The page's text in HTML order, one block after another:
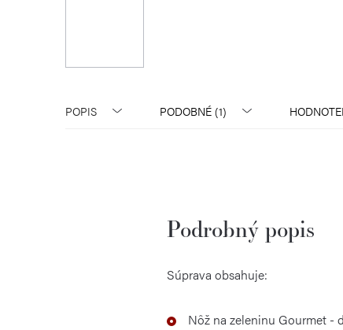
POPIS PODOBNÉ (1)
Podrobný popis
Súprava obsahuje:
Nôž na zeleninu Gourmet -